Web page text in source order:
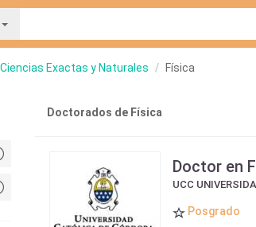
Ciencias Exactas y Naturales Física
Doctorados de Física
Doctor en
UCC
Posgrado